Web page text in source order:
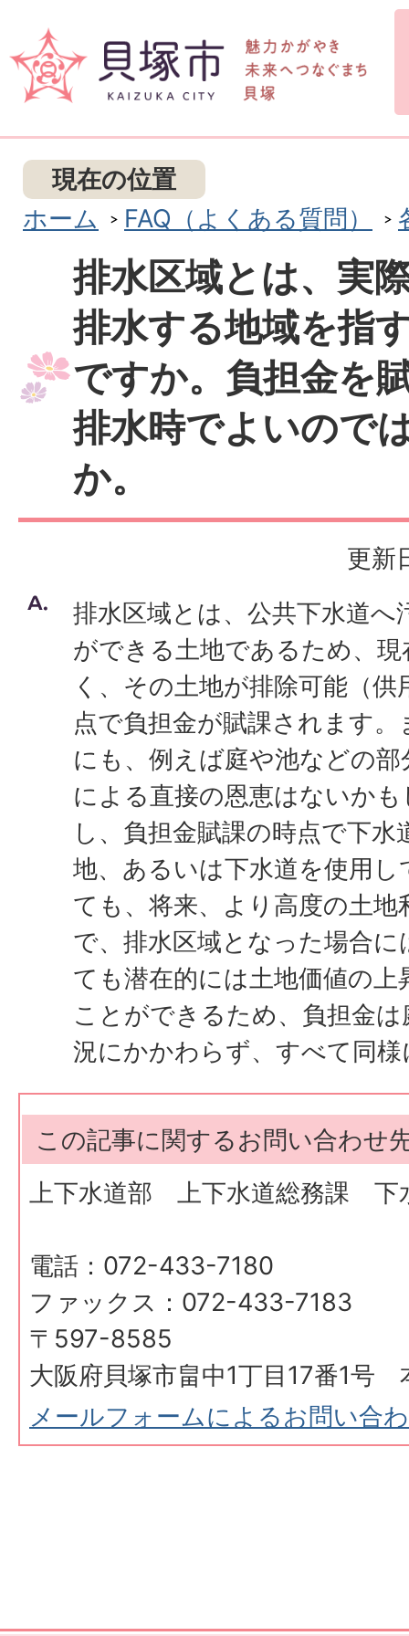
現在の位置
ホーム
FAQ（よくある質問）
排水区域とは、実
排水する地域を指
ですか。負担金を
排水時でよいので
か。
更新
排水区域とは、公共下水道へ
ができる土地であるため、
く、その土地が排除可能（
点で負担金が賦課されます
にも、例えば庭や池などの
による直接の恩恵はないか
し、負担金賦課の時点で下
地、あるいは下水道を使用
ても、将来、より高度の土
で、排水区域となった場合
ても潜在的には土地価値の
ことができるため、負担金
況にかかわらず、すべて同
この記事に関するお問い合わせ
上下水道部 上下水道総務課 下
電話：072-433-7180
ファックス：072-433-7183
〒597-8585
大阪府貝塚市畠中1丁目17番1号
メールフォームによるお問い合